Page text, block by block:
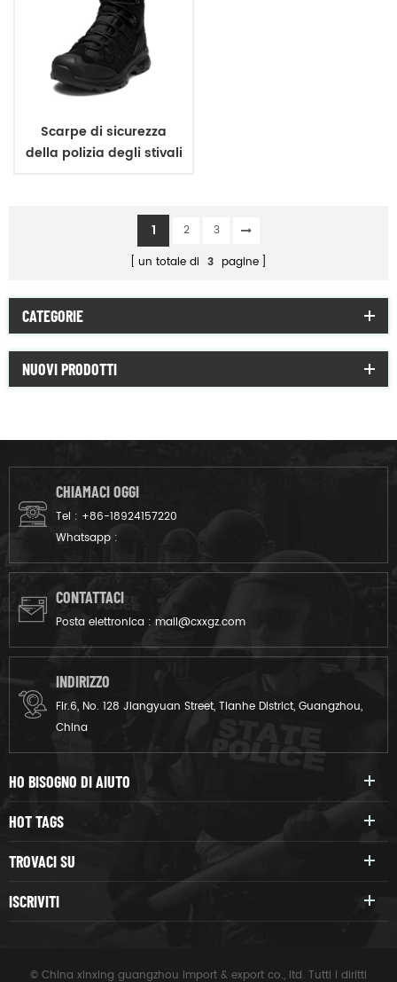
Scarpe di sicurezza
della polizia degli stivali
combattimento degli
1 2
3
un totale di 3 pagine
CATEGORIE
NUOVI PRODOTTI
CHIAMACI OGGI
Tel : +86-18924157220
Whatsapp :
CONTATTACI
Posta elettronica : mail@cxxgz.com
INDIRIZZO
Flr.6, No. 128 Jiangyuan Street, Tianhe District, Guangzhou,
China
HO BISOGNO DI AIUTO
HOT TAGS
TROVACI SU
ISCRIVITI
© China xinxing guangzhou import & export co., ltd. Tutti i diritti